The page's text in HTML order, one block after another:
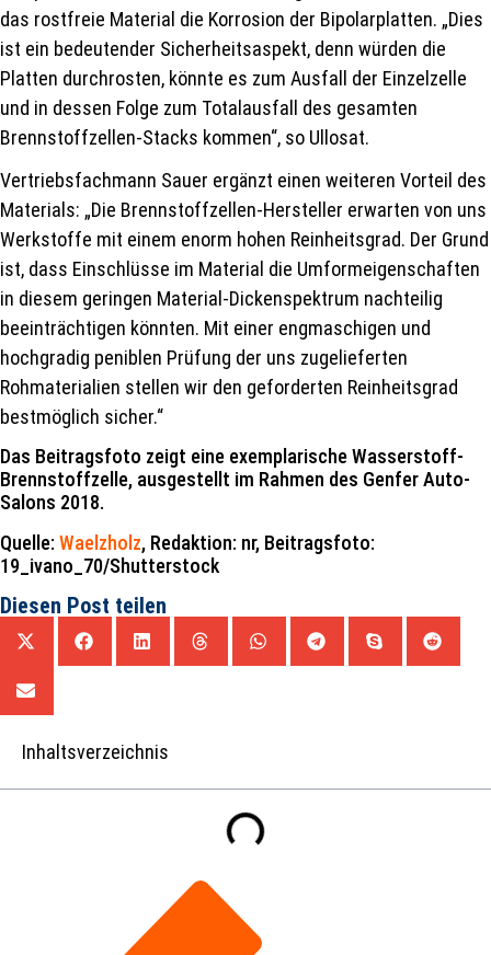
das rostfreie Material die Korrosion der Bipolarplatten. „Dies
ist ein bedeutender Sicherheitsaspekt, denn würden die
Platten durchrosten, könnte es zum Ausfall der Einzelzelle
und in dessen Folge zum Totalausfall des gesamten
Brennstoffzellen-Stacks kommen“, so Ullosat.
Vertriebsfachmann Sauer ergänzt einen weiteren Vorteil des
Materials: „Die Brennstoffzellen-Hersteller erwarten von uns
Werkstoffe mit einem enorm hohen Reinheitsgrad. Der Grund
ist, dass Einschlüsse im Material die Umformeigenschaften
in diesem geringen Material-Dickenspektrum nachteilig
beeinträchtigen könnten. Mit einer engmaschigen und
hochgradig peniblen Prüfung der uns zugelieferten
Rohmaterialien stellen wir den geforderten Reinheitsgrad
bestmöglich sicher.“
Das Beitragsfoto zeigt eine exemplarische Wasserstoff-
Brennstoffzelle, ausgestellt im Rahmen des Genfer Auto-
Salons 2018.
Quelle: Waelzholz, Redaktion: nr, Beitragsfoto:
19_ivano_70/Shutterstock
Diesen Post teilen
Inhaltsverzeichnis